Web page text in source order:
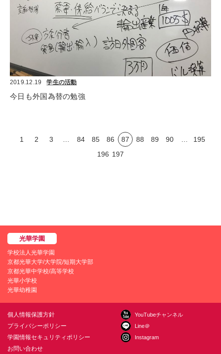
2019.12.19 学生の活動
今日も外国為替の勉強
1 2 3 … 84 85 86 87 88 89 90 …
195
196 197
学校法人光華学園
京都光華大学/大学院/短期大学部
京都光華中学校/高等学校
光華小学校
光華幼稚園
個人情報保護方針
プライバシーポリシー
学園情報セキュリティポリシー
お問い合わせ
YouTubeチャンネル
Line＠
Instagram